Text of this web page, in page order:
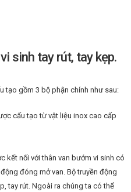
sinh tay rút, tay kẹp.
tạo gồm 3 bộ phận chính như sau:
cấu tạo từ vật liệu inox cao cấp
kết nối với thân van bướm vi sinh có
đóng mở van. Bộ truyền động
tay rút. Ngoài ra chúng ta có thể